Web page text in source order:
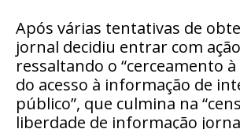
Após várias tentativas de
jornal decidiu entrar com
ressaltando o “cerceamento
do acesso à informação de
público”, que culmina na
liberdade de informação